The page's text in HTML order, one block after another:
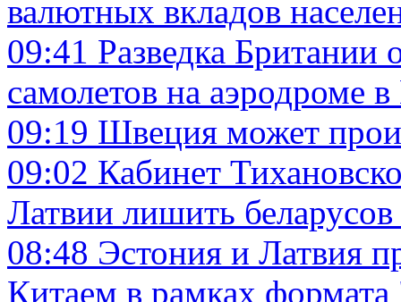
валютных вкладов
09:41 Разведка Британии
самолетов на аэродроме
09:19 Швеция может
09:02 Кабинет
Латвии лишить
08:48 Эстония и Латвия
Китаем в рамках